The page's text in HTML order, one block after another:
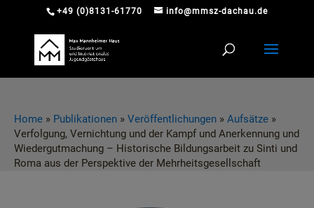
+49 (0)8131-61770 info@mmsz-dachau.de
Home » Publikationen » Veröffentlichungen » Aufsätze »
Verfolgung, Vernichtung und der Kampf und Anerkennung und
Wiedergutmachung – Historische Bildungsarbeit zu Sinti und
Roma aus der Perspektive der Mehrheitsgesellschaft